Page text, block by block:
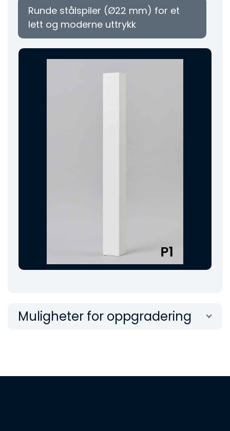
Runde stålspiler (Ø22 mm) for et
lett og moderne uttrykk
Muligheter for oppgradering